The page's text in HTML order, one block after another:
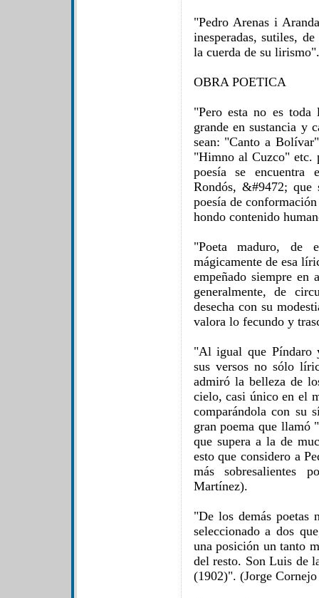
"Pedro Arenas i
inesperadas, sutiles,
la cuerda de su
OBRA POETICA
"Pero esta no es
grande en sustancia y
sean: "Canto a
"Himno al Cuzco" etc.
poesía se encuentra
Rondós, &#9472;
poesía de
hondo contenido
"Poeta maduro, de
mágicamente de esa
empeñado siempre en
generalmente, de
desecha con su
valora lo fecundo y
"Al igual que
sus versos no sólo
admiró la belleza de
cielo, casi único en el
comparándola con su
gran poema que llamó
que supera a la de
esto que considero a
más sobresalientes
Martínez).
"De los demás poetas
seleccionado a dos
una posición un tanto
del resto. Son Luis de
(1902)". (Jorge